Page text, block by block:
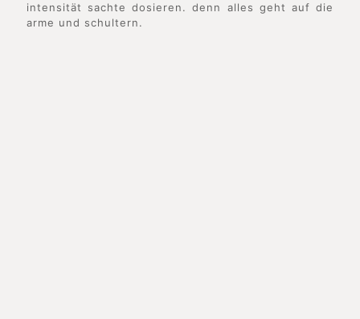
intensität sachte dosieren. denn alles geht auf die
arme und schultern.